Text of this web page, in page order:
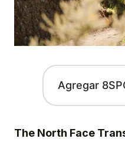
Agregar
The North Face